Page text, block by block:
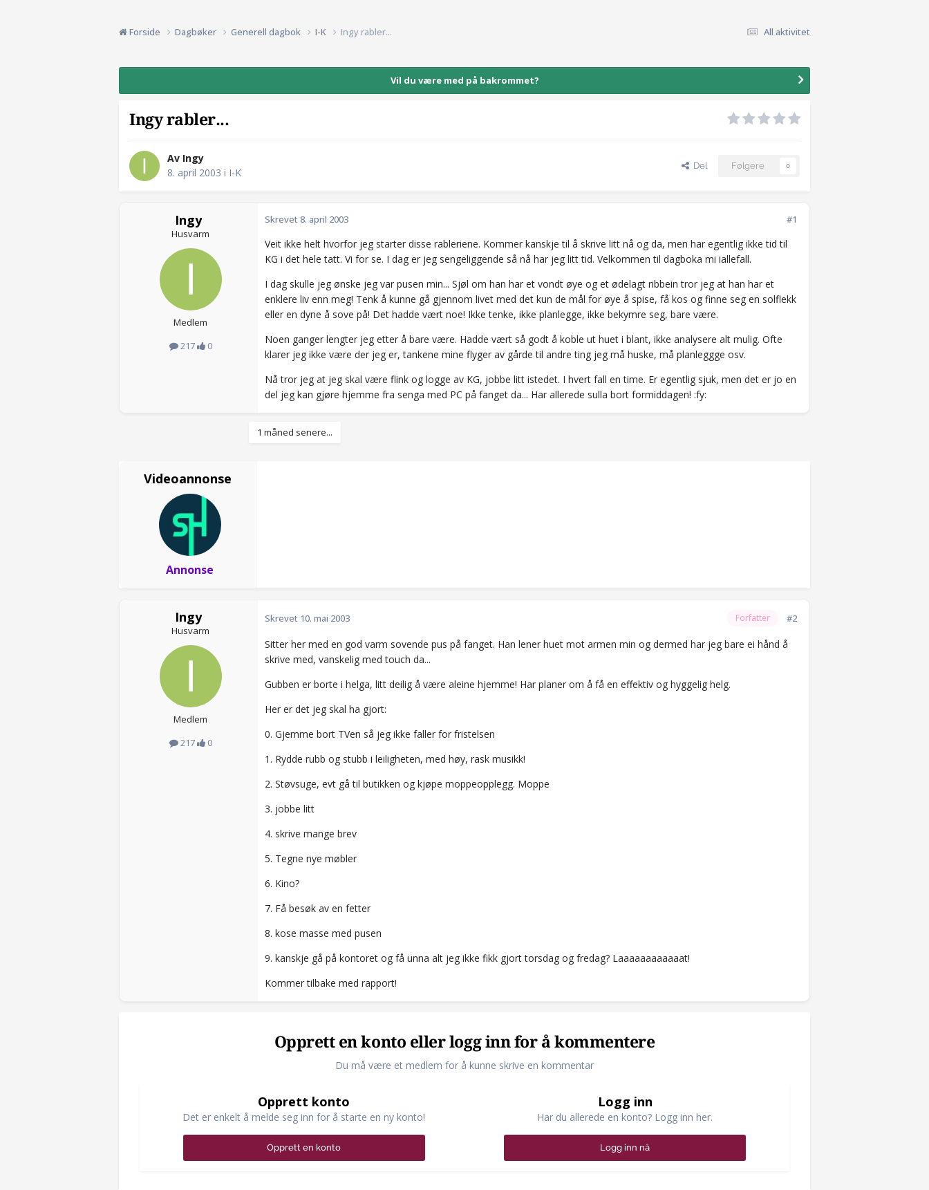
All aktivitet
Forside Dagbøker Generell dagbok I-K Ingy rabler...
Vil du være med på bakrommet?
Ingy rabler...
Av Ingy
8. april 2003 i I-K
Del Følgere 0
Ingy
Husvarm
Medlem
217
0
#1
Skrevet8. april 2003
Veit ikke helt hvorfor jeg starter disse rableriene. Kommer kanskje til å skrive litt nå og da, men har egentlig ikke tid til
KG i det hele tatt. Vi for se. I dag er jeg sengeliggende så nå har jeg litt tid. Velkommen til dagboka mi iallefall.
I dag skulle jeg ønske jeg var pusen min... Sjøl om han har et vondt øye og et ødelagt ribbein tror jeg at han har et
enklere liv enn meg! Tenk å kunne gå gjennom livet med det kun de mål for øye å spise, få kos og finne seg en solflekk
eller en dyne å sove på! Det hadde vært noe! Ikke tenke, ikke planlegge, ikke bekymre seg, bare være.
Noen ganger lengter jeg etter å bare være. Hadde vært så godt å koble ut huet i blant, ikke analysere alt mulig. Ofte
klarer jeg ikke være der jeg er, tankene mine flyger av gårde til andre ting jeg må huske, må planleggge osv.
Nå tror jeg at jeg skal være flink og logge av KG, jobbe litt istedet. I hvert fall en time. Er egentlig sjuk, men det er jo en
del jeg kan gjøre hjemme fra senga med PC på fanget da... Har allerede sulla bort formiddagen! :fy:
1 måned senere...
Videoannonse
Annonse
Ingy
Husvarm
Medlem
217
0
Forfatter #2
Skrevet 10. mai 2003
Sitter her med en god varm sovende pus på fanget. Han lener huet mot armen min og dermed har jeg bare ei hånd å
skrive med, vanskelig med touch da...
Gubben er borte i helga, litt deilig å være aleine hjemme! Har planer om å få en effektiv og hyggelig helg.
Her er det jeg skal ha gjort:
0. Gjemme bort TVen så jeg ikke faller for fristelsen
1. Rydde rubb og stubb i leiligheten, med høy, rask musikk!
2. Støvsuge, evt gå til butikken og kjøpe moppeopplegg. Moppe
3. jobbe litt
4. skrive mange brev
5. Tegne nye møbler
6. Kino?
7. Få besøk av en fetter
8. kose masse med pusen
9. kanskje gå på kontoret og få unna alt jeg ikke fikk gjort torsdag og fredag? Laaaaaaaaaaaat!
Kommer tilbake med rapport!
Opprett en konto eller logg inn for å kommentere
Du må være et medlem for å kunne skrive en kommentar
Opprett konto
Det er enkelt å melde seg inn for å starte en ny konto!
Opprett en konto
Logg inn
Har du allerede en konto? Logg inn her.
Logg inn nå